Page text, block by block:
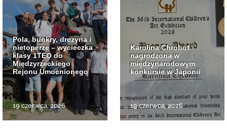
Pola, bunkry, drezyna i
nietoperze – wycieczka
klasy 1TEO do
Międzyrzeckiego
Rejonu Umocnionego
19 czerwca, 2026
Karolina Chrobot
nagrodzona w
międzynarodowym
konkursie w Japonii
19 czerwca, 2026